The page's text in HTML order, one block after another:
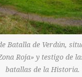
Batalla de Verdún,
Roja» y testigo de
batallas de la Historia.